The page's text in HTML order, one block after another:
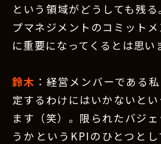
という領域がどうしても残
プマネジメントのコミット
に重要になってくるとは思い
鈴木 ：経営メンバーである
定するわけにはいかないと
ます（笑）。限られたバジ
うかというKPIのひとつと